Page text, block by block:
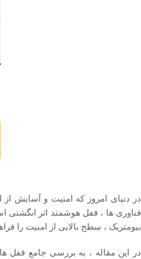
در دنیای امروز که امنیت و آسایش از
فناوری‌ ها ، قفل هوشمند اثر
بیومتریک ، سطح بالایی از امنیت را
در این مقاله ، به بررسی جامع قفل